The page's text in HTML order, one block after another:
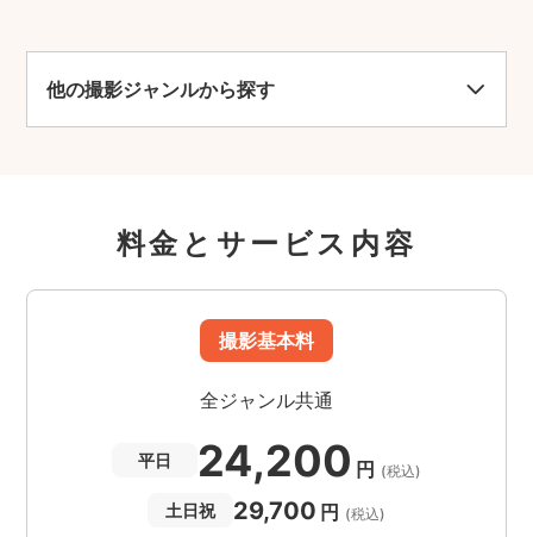
他の撮影ジャンルから探す
料金とサービス内容
撮影基本料
全ジャンル共通
平日 24,200 円 (税込)
土日祝 29,700 円 (税込)